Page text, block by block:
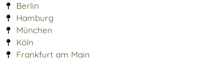
Berlin
Hamburg
München
Köln
Frankfurt am Main